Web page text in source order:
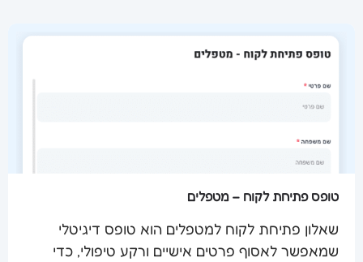
טופס פתיחת לקוח – מטפלים
שאלון פתיחת לקוח למטפלים הוא טופס דיגיטלי
שמאפשר לאסוף פרטים אישיים ורקע טיפולי, כדי